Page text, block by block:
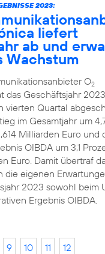
2023:
liefert
ab und
Wachstum
O2
das Geschäftsjahr
vierten Quartal
im Gesamtjahr um
Milliarden Euro und
OIBDA um 3,1
Euro. Damit übertraf
die eigenen
2023 sowohl beim
Ergebnis OIBDA.
9 10 11
12